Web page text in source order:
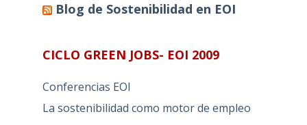
Blog de Sostenibilidad en EOI
CICLO GREEN JOBS- EOI 2009
Conferencias EOI
La sostenibilidad como motor de empleo